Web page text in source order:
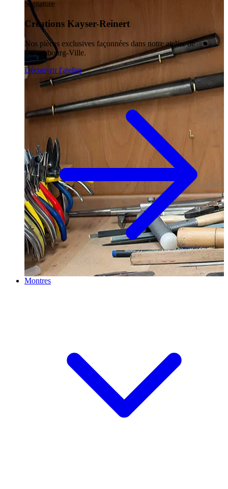
Signature
Créations Kayser-Reinert
Nos pièces exclusives façonnées dans notre atelier de
Luxembourg-Ville.
Découvrir l'atelier
Montres